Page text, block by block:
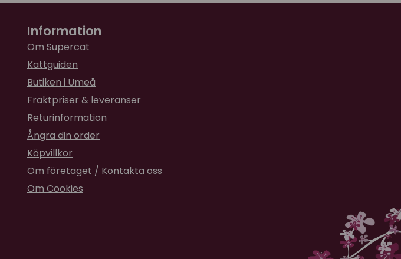
Information
Om Supercat
Kattguiden
Butiken i Umeå
Fraktpriser & leveranser
Returinformation
Ångra din order
Köpvillkor
Om företaget / Kontakta oss
Om Cookies